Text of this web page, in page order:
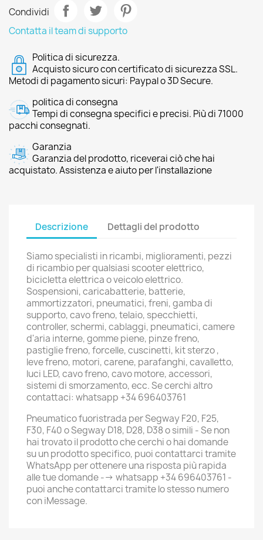
Condividi
Contatta il team di supporto
Politica di sicurezza.
Acquisto sicuro con certificato di sicurezza SSL.
Metodi di pagamento sicuri: Paypal o 3D Secure.
politica di consegna
Tempi di consegna specifici e precisi. Più di 71000
pacchi consegnati.
Garanzia
Garanzia del prodotto, riceverai ciò che hai
acquistato. Assistenza e aiuto per l'installazione
Descrizione Dettagli del prodotto
Siamo specialisti in ricambi, miglioramenti, pezzi
di ricambio per qualsiasi scooter elettrico,
bicicletta elettrica o veicolo elettrico.
Sospensioni, caricabatterie, batterie,
ammortizzatori, pneumatici, freni, gamba di
supporto, cavo freno, telaio, specchietti,
controller, schermi, cablaggi, pneumatici, camere
d'aria interne, gomme piene, pinze freno,
pastiglie freno, forcelle, cuscinetti, kit sterzo ,
leve freno, motori, carene, parafanghi, cavalletto,
luci LED, cavo freno, cavo motore, accessori,
sistemi di smorzamento, ecc. Se cerchi altro
contattaci: whatsapp +34 696403761
Pneumatico fuoristrada per Segway F20, F25,
F30, F40 o Segway D18, D28, D38 o simili - Se non
hai trovato il prodotto che cerchi o hai domande
su un prodotto specifico, puoi contattarci tramite
WhatsApp per ottenere una risposta più rapida
alle tue domande --> whatsapp +34 696403761 -
puoi anche contattarci tramite lo stesso numero
con iMessage.